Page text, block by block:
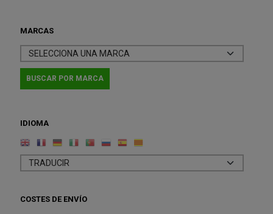
MARCAS
IDIOMA
COSTES DE ENVÍO